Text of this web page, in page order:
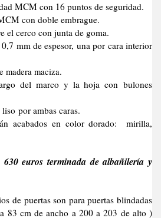
MCM con 16 puntos de seguridad.
con doble embrague.
el cerco con junta de goma.
mm de espesor, una por cara interior
madera maciza.
del marco y la hoja con bulones
por ambas caras.
acabados en color dorado: mirilla,
630 euros terminada de albañilería y
son para puertas blindadas
83 cm de ancho a 200 a 203 de alto )